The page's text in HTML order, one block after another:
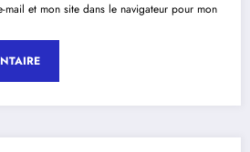
mail et mon site dans le navigateur pour mon